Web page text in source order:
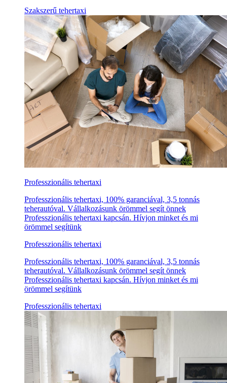
Szakszerű tehertaxi
Professzionális tehertaxi
Professzionális tehertaxi, 100% garanciával, 3,5 tonnás
teherautóval. Vállalkozásunk örömmel segít önnek
Professzionális tehertaxi kapcsán. Hívjon minket és mi
örömmel segítünk
Professzionális tehertaxi
Professzionális tehertaxi, 100% garanciával, 3,5 tonnás
teherautóval. Vállalkozásunk örömmel segít önnek
Professzionális tehertaxi kapcsán. Hívjon minket és mi
örömmel segítünk
Professzionális tehertaxi